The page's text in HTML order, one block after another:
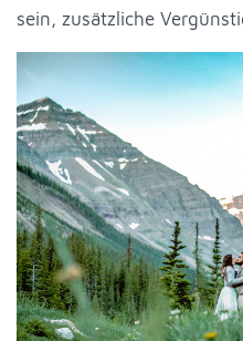
sein, zusätzliche